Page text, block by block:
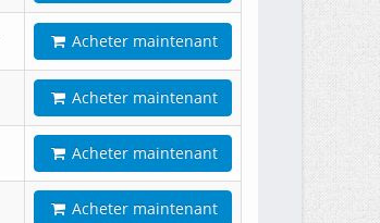
Acheter maintenant
Acheter maintenant
Acheter maintenant
Acheter maintenant